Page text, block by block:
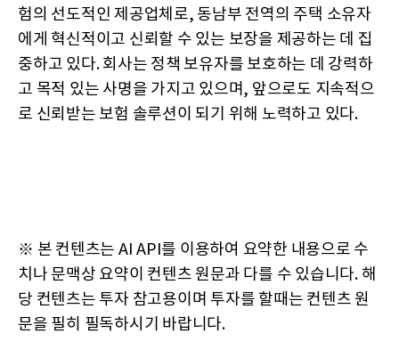
험의 선도적인 제공업체로, 동남부 전역의 주택 소유자
에게 혁신적이고 신뢰할 수 있는 보장을 제공하는 데 집
중하고 있다. 회사는 정책 보유자를 보호하는 데 강력하
고 목적 있는 사명을 가지고 있으며, 앞으로도 지속적으
로 신뢰받는 보험 솔루션이 되기 위해 노력하고 있다.
※ 본 컨텐츠는 AI API를 이용하여 요약한 내용으로 수
치나 문맥상 요약이 컨텐츠 원문과 다를 수 있습니다. 해
당 컨텐츠는 투자 참고용이며 투자를 할때는 컨텐츠 원
문을 필히 필독하시기 바랍니다.